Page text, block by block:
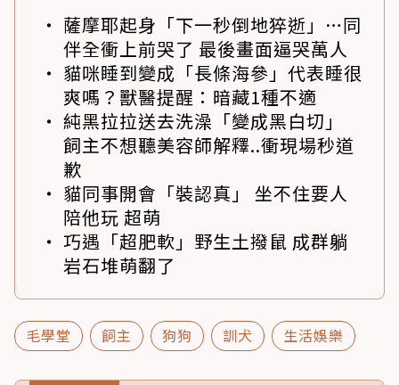
薩摩耶起身「下一秒倒地猝逝」…同
伴全衝上前哭了 最後畫面逼哭萬人
貓咪睡到變成「長條海參」代表睡很
爽嗎？獸醫提醒：暗藏1種不適
純黑拉拉送去洗澡「變成黑白切」
飼主不想聽美容師解釋..衝現場秒道
歉
貓同事開會「裝認真」 坐不住要人
陪他玩 超萌
巧遇「超肥軟」野生土撥鼠 成群躺
岩石堆萌翻了
毛學堂 飼主 狗狗 訓犬 生活娛樂